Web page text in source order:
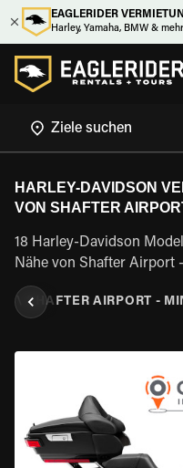
EAGLERIDER
Harley, Yamaha, BMW & mehr
HARLEY-DAVIDSON
VON SHAFTER
18 Harley-Davidson
Nähe von Shafter Airport
SHAFTER AIRPORT -